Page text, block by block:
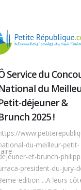
Service du
du
déjeuner &
2025 !
du-meilleur-petit-
et-brunch-
president-du-jury-
edition ...A leurs